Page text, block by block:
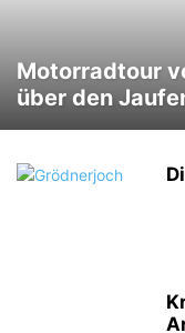
Motorradtour
über den